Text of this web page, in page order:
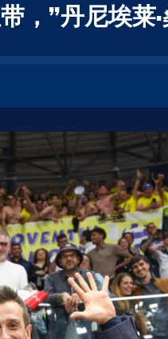
，”丹尼埃莱